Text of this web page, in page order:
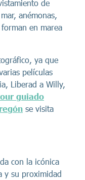
de
anémonas,
en marea
ya que
películas
Liberad a Willy,
guiado
se visita
con la icónica
y su proximidad